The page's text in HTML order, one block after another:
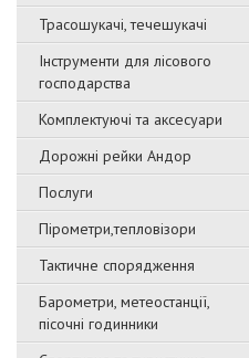
Трасошукачі, течешукачі
Інструменти для лісового
господарства
Комплектуючі та аксесуари
Дорожні рейки Андор
Послуги
Пірометри,тепловізори
Тактичне спорядження
Барометри, метеостанції,
пісочні годинники